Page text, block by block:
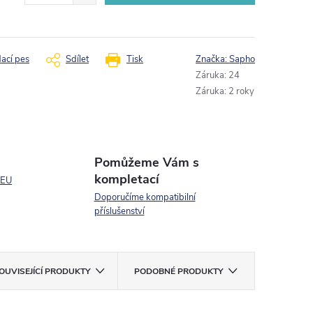
Tisk
pes Sdílet Značka:Sapho
Záruka: 24
Záruka: 2 roky
Pomůžeme Vám s
kompletací
Doporučíme kompatibilní
příslušenství
PRODUKTY PODOBNÉ PRODUKTY